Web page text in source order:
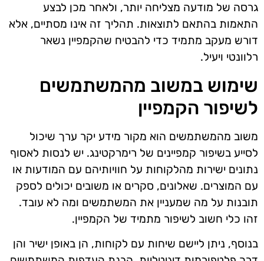
גרסה של מודעה מצליחה יותר, ולאחר מכן לבצע
התאמות בהתאם לתוצאות. תהליך זה אינו מסתיים, אלא
דורש מעקב מתמיד כדי להבטיח שהקמפיין נשאר
רלוונטי ויעיל.
שימוש במשוב מהמשתמשים
לשיפור הקמפיין
משוב מהמשתמשים הוא מקור מידע יקר ערך שיכול
לסייע בשיפור קמפיינים של רימרקטינג. יש לנסות לאסוף
נתונים ישירות מהלקוחות על חוויותיהם עם המודעות או
עם המוצרים. שאלונים, סקרים או משובים יכולים לספק
תובנות על מה שמעניין את המשתמשים ומה לא עובד.
זהו כלי חשוב לשיפור מתמיד של הקמפיין.
בנוסף, ניתן ליישם שיחות עם לקוחות, הן באופן ישיר והן